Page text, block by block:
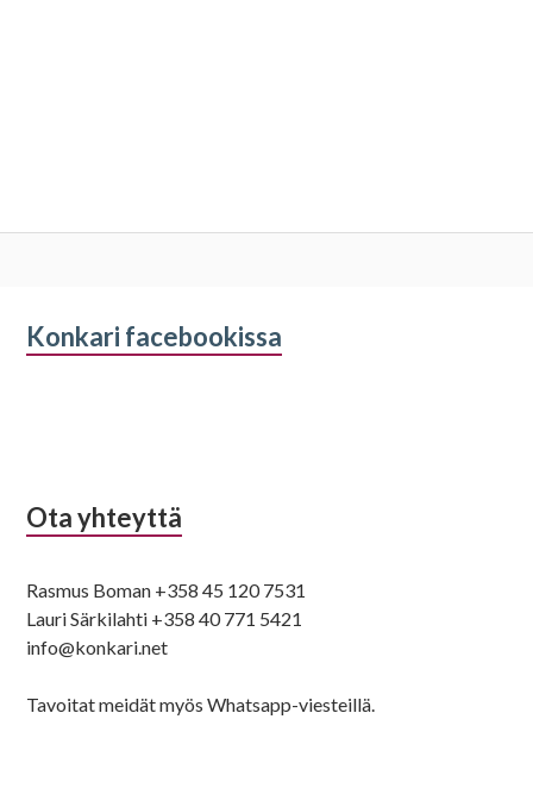
Alapalkin
Konkari facebookissa
Ota yhteyttä
Rasmus Boman +358 45 120 7531
Lauri Särkilahti +358 40 771 5421
info@konkari.net
Tavoitat meidät myös Whatsapp-viesteillä.